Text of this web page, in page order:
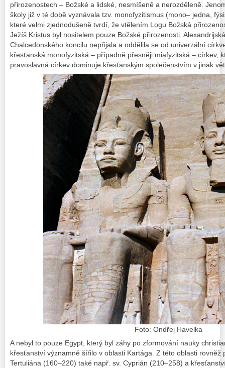
přirozenostech – Božské a lidské, nesmíšeně a nerozděleně.
školy již v té době vyznávala tzv. monofyzitismus (mono– jedna,
které velmi zjednodušeně tvrdí, že vtělením Logu Božská
Ježíš Kristus byl nositelem pouze Božské přirozenosti.
Chalcedonského koncilu nepřijala a oddělila se od univerzální
křesťanská monofyzitská – případně přesněji miafyzitská – církev,
pravoslavná církev dominuje křesťanským společenstvím v jinak
Foto: Ondřej Havelka
A nebyl to pouze Egypt, který byl záhy po zformování nauky
křesťanství významně šířilo v oblasti Kartága. Z této oblasti rovněž
Tertuliána (160–220) také např. sv. Cyprián (210–258) a